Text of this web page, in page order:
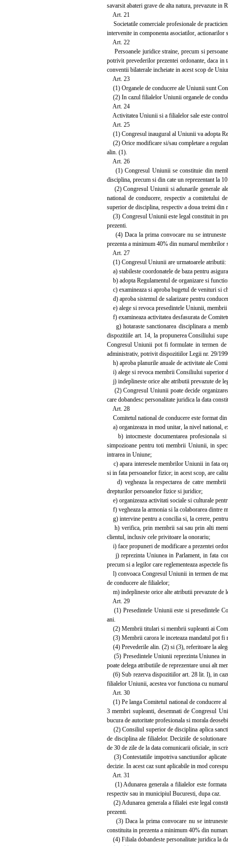
savarsit abateri grave de alta natura, prevazute
Art. 21
Societatile comerciale profesionale de
intervenite in componenta asociatilor, actionarilor
Art. 22
Persoanele juridice straine, precum si
potrivit prevederilor prezentei ordonante, daca
conventii bilaterale incheiate in acest scop de
Art. 23
(1) Organele de conducere ale Uniunii sunt
(2) In cazul filialelor Uniunii organele de
Art. 24
Activitatea Uniunii si a filialelor sale este
Art. 25
(1) Congresul inaugural al Uniunii va adopta
(2) Orice modificare si/sau completare a
alin. (1).
Art. 26
(1) Congresul Uniunii se constituie din
disciplina, precum si din cate un reprezentant la
(2) Congresul Uniunii si adunarile generale ale
national de conducere, respectiv a comitetului
superior de disciplina, respectiv a doua treimi
(3) Congresul Uniunii este legal constituit in
prezenti.
(4) Daca la prima convocare nu se intruneste
prezenta a minimum 40% din numarul membrilor
Art. 27
(1) Congresul Uniunii are urmatoarele atributii:
a) stabileste coordonatele de baza pentru
b) adopta Regulamentul de organizare si
c) examineaza si aproba bugetul de venituri si
d) aproba sistemul de salarizare pentru
e) alege si revoca presedintele Uniunii,
f) examineaza activitatea desfasurata de
g) hotaraste sanctionarea disciplinara a
dispozitiile art. 14, la propunerea Consiliului
Congresul Uniunii pot fi formulate in termen de
administrativ, potrivit dispozitiilor Legii nr. 29/
h) aproba planurile anuale de activitate ale
i) alege si revoca membrii Consiliului superior
j) indeplineste orice alte atributii prevazute de
(2) Congresul Uniunii poate decide
care dobandesc personalitate juridica la data
Art. 28
Comitetul national de conducere este format
a) organizeaza in mod unitar, la nivel national,
b) intocmeste documentarea profesionala si
simpozioane pentru toti membrii Uniunii, in
intrarea in Uniune;
c) apara interesele membrilor Uniunii in fata
si in fata persoanelor fizice; in acest scop, are
d) vegheaza la respectarea de catre
drepturilor persoanelor fizice si juridice;
e) organizeaza activitati sociale si culturale
f) vegheaza la armonia si la colaborarea dintre
g) intervine pentru a concilia si, la cerere,
h) verifica, prin membrii sai sau prin alti
clientul, inclusiv cele privitoare la onorariu;
i) face propuneri de modificare a prezentei
j) reprezinta Uniunea in Parlament, in fata
precum si a legilor care reglementeaza aspectele
l) convoaca Congresul Uniunii in termen de
de conducere ale filialelor;
m) indeplineste orice alte atributii prevazute de
Art. 29
(1) Presedintele Uniunii este si presedintele
ani.
(2) Membrii titulari si membrii supleanti ai
(3) Membrii carora le inceteaza mandatul pot fi
(4) Prevederile alin. (2) si (3), referitoare la
(5) Presedintele Uniunii reprezinta Uniunea in
poate delega atributiile de reprezentare unui alt
(6) Sub rezerva dispozitiilor art. 28 lit. l), in
filialelor Uniunii, acestea vor functiona cu
Art. 30
(1) Pe langa Comitetul national de conducere
3 membri supleanti, desemnati de Congresul
bucura de autoritate profesionala si morala
(2) Consiliul superior de disciplina aplica
de disciplina ale filialelor. Deciziile de
de 30 de zile de la data comunicarii oficiale, in
(3) Contestatiile impotriva sanctiunilor aplicate
decizie. In acest caz sunt aplicabile in mod
Art. 31
(1) Adunarea generala a filialelor este
respectiv sau in municipiul Bucuresti, dupa caz.
(2) Adunarea generala a filialei este legal
prezenti.
(3) Daca la prima convocare nu se intruneste
constituita in prezenta a minimum 40% din
(4) Filiala dobandeste personalitate juridica la